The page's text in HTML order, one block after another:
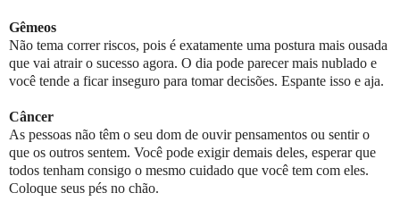
Gêmeos
Não tema correr riscos, pois é exatamente uma postura mais ousada
que vai atrair o sucesso agora. O dia pode parecer mais nublado e
você tende a ficar inseguro para tomar decisões. Espante isso e aja.
Câncer
As pessoas não têm o seu dom de ouvir pensamentos ou sentir o
que os outros sentem. Você pode exigir demais deles, esperar que
todos tenham consigo o mesmo cuidado que você tem com eles.
Coloque seus pés no chão.